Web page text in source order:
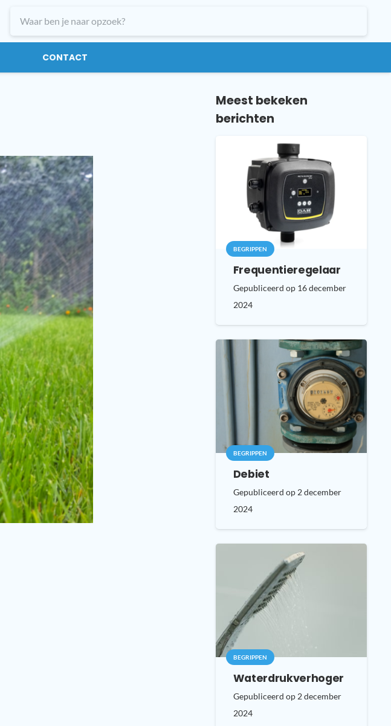
CONTACT
Meest bekeken
berichten
BEGRIPPEN
Frequentieregelaar
Gepubliceerd op 16 december
2024
BEGRIPPEN
Debiet
Gepubliceerd op 2 december
2024
BEGRIPPEN
Waterdrukverhoger
Gepubliceerd op 2 december
2024